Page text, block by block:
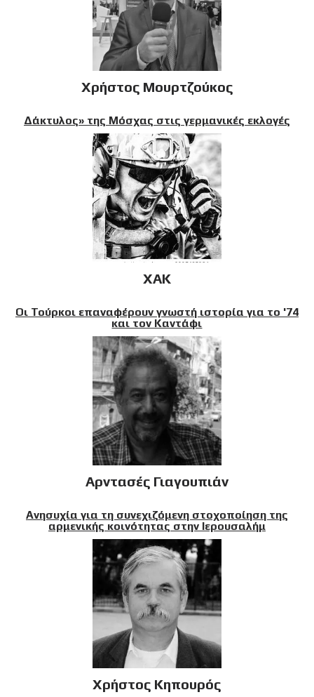
Χρήστος Μουρτζούκος
Δάκτυλος» της Μόσχας στις γερμανικές εκλογές
XAK
Οι Τούρκοι επαναφέρουν γνωστή ιστορία για το '74
και τον Καντάφι
Αρντασές Γιαγουπιάν
Ανησυχία για τη συνεχιζόμενη στοχοποίηση της
αρμενικής κοινότητας στην Ιερουσαλήμ
Χρήστος Κηπουρός